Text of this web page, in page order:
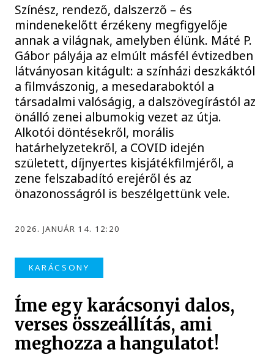
Színész, rendező, dalszerző – és
mindenekelőtt érzékeny megfigyelője
annak a világnak, amelyben élünk. Máté P.
Gábor pályája az elmúlt másfél évtizedben
látványosan kitágult: a színházi deszkáktól
a filmvászonig, a mesedaraboktól a
társadalmi valóságig, a dalszövegírástól az
önálló zenei albumokig vezet az útja.
Alkotói döntésekről, morális
határhelyzetekről, a COVID idején
született, díjnyertes kisjátékfilmjéről, a
zene felszabadító erejéről és az
önazonosságról is beszélgettünk vele.
2026. JANUÁR 14. 12:20
KARÁCSONY
Íme egy karácsonyi dalos,
verses összeállítás, ami
meghozza a hangulatot!